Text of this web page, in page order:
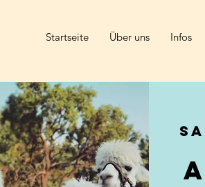
Startseite Über uns Infos